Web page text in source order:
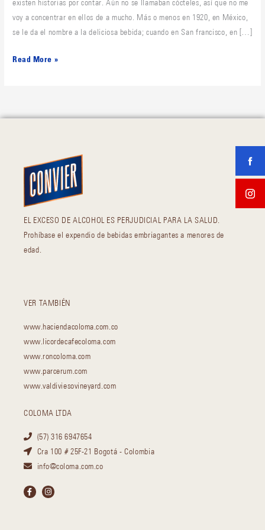
existen historias por contar. Aún no se llamaban cócteles, así que no me
voy a concentrar en ellos de a mucho. Más o menos en 1920, en México,
se le da el nombre a la deliciosa bebida; cuando en San francisco, en […]
Read More »
EL EXCESO DE ALCOHOL ES PERJUDICIAL PARA LA SALUD.
Prohíbase el expendio de bebidas embriagantes a menores de
edad.
VER TAMBIÉN
www.haciendacoloma.com.co
www.licordecafecoloma.com
www.roncoloma.com
www.parcerum.com
www.valdiviesovineyard.com
COLOMA LTDA
(57) 316 6947654
Cra 100 # 25F-21 Bogotá - Colombia
info@coloma.com.co
F
a
I
n